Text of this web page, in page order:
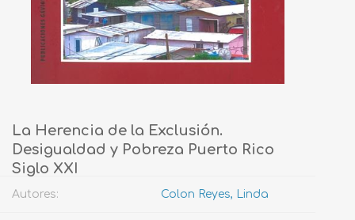
La Herencia de la Exclusión.
Desigualdad y Pobreza Puerto Rico
Siglo XXI
Autores: Colon Reyes, Linda